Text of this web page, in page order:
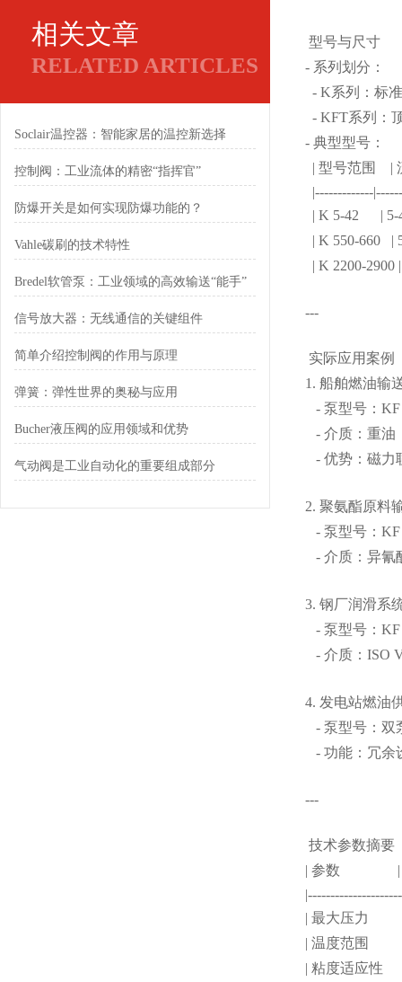
相关文章
RELATED ARTICLES
Soclair温控器：智能家居的温控新选择
控制阀：工业流体的精密“指挥官”
防爆开关是如何实现防爆功能的？
Vahle碳刷的技术特性
Bredel软管泵：工业领域的高效输送“能手”
信号放大器：无线通信的关键组件
简单介绍控制阀的作用与原理
弹簧：弹性世界的奥秘与应用
Bucher液压阀的应用领域和优势
气动阀是工业自动化的重要组成部分
型号与尺寸
- 系列划分：
- K系列：标
- KFT系列：
- 典型型号：
| 型号范围
|-------------
| K 5-42 |
| K 550-
| K 2200-
---
实际应用案例
1. 船舶燃油输
- 泵型号：
- 介质：重油
- 优势：磁力
2. 聚氨酯原料
- 泵型号：
- 介质：异氰
3. 钢厂润滑系
- 泵型号：
- 介质：ISO
4. 发电站燃油
- 泵型号：双
- 功能：冗余
---
技术参数摘要
| 参数
| 最大压力
| 温度范围 |
| 粘度适应